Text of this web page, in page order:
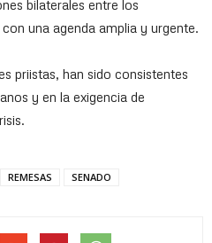
bilaterales entre los
una agenda amplia y urgente.
priistas, han sido consistentes
y en la exigencia de
REMESAS SENADO